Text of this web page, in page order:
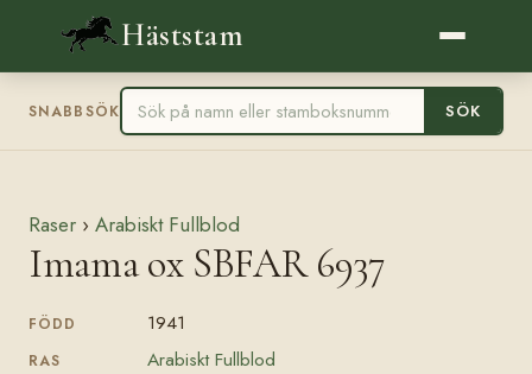
Häststam
SNABBSÖK SÖK
Raser › Arabiskt Fullblod
Imama ox SBFAR 6937
FÖDD 1941
RAS Arabiskt Fullblod